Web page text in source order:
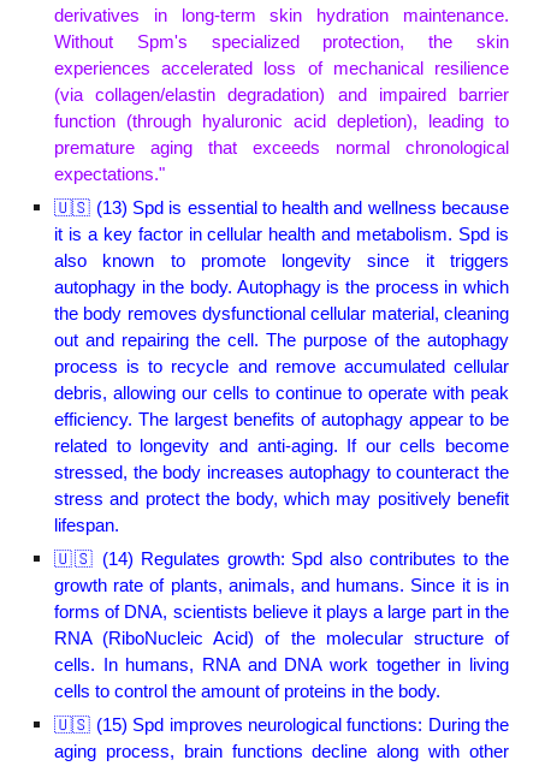
derivatives in long-term skin hydration maintenance.
Without Spm's specialized protection, the skin
experiences accelerated loss of mechanical resilience
(via collagen/elastin degradation) and impaired barrier
function (through hyaluronic acid depletion), leading to
premature aging that exceeds normal chronological
expectations."
🇺🇸 (13) Spd is essential to health and wellness because
it is a key factor in cellular health and metabolism. Spd is
also known to promote longevity since it triggers
autophagy in the body. Autophagy is the process in which
the body removes dysfunctional cellular material, cleaning
out and repairing the cell. The purpose of the autophagy
process is to recycle and remove accumulated cellular
debris, allowing our cells to continue to operate with peak
efficiency. The largest benefits of autophagy appear to be
related to longevity and anti-aging. If our cells become
stressed, the body increases autophagy to counteract the
stress and protect the body, which may positively benefit
lifespan.
🇺🇸 (14) Regulates growth: Spd also contributes to the
growth rate of plants, animals, and humans. Since it is in
forms of DNA, scientists believe it plays a large part in the
RNA (RiboNucleic Acid) of the molecular structure of
cells. In humans, RNA and DNA work together in living
cells to control the amount of proteins in the body.
🇺🇸 (15) Spd improves neurological functions: During the
aging process, brain functions decline along with other